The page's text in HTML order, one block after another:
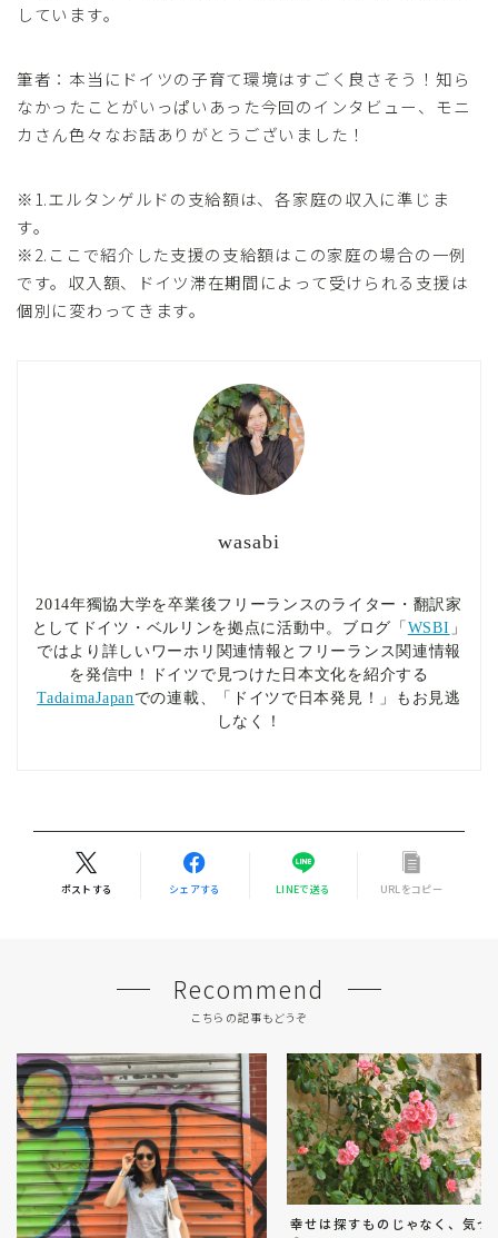
しています。
筆者：本当にドイツの子育て環境はすごく良さそう！知ら
なかったことがいっぱいあった今回のインタビュー、モニ
カさん色々なお話ありがとうございました！
※1.エルタンゲルドの支給額は、各家庭の収入に準じま
す。
※2.ここで紹介した支援の支給額はこの家庭の場合の一例
です。収入額、ドイツ滞在期間によって受けられる支援は
個別に変わってきます。
wasabi
2014年獨協大学を卒業後フリーランスのライター・翻訳家
としてドイツ・ベルリンを拠点に活動中。ブログ「 WSBI 」
ではより詳しいワーホリ関連情報とフリーランス関連情報
を発信中！ドイツで見つけた日本文化を紹介する
TadaimaJapanでの連載、「ドイツで日本発見！」もお見逃
しなく！
ポストする シェアする LINEで送る URLをコピー
Recommend
こちらの記事もどうぞ
幸せは探すものじゃなく、気づ